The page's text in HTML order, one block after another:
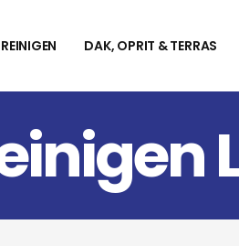
DAK, OPRIT & TERRAS